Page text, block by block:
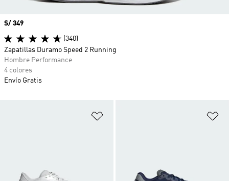
Precio
S/ 349
(340)
Zapatillas Duramo Speed 2 Running
Hombre Performance
4 colores
Envío Gratis